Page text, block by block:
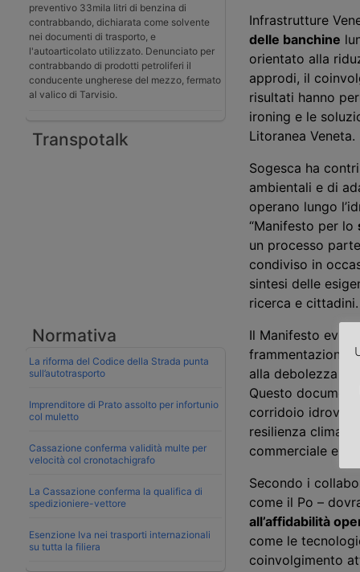
preventivo 33mila litri di benzina di
contrabbando, dichiarata come solvente
nei documenti di trasporto, e
l'autoarticolato utilizzato. Denunciato per
contrabbando di prodotti petroliferi il
conducente ungherese del mezzo, fermato
al valico di Tarvisio.
Transpotalk
Normativa
La riforma del Codice della Strada punta
sull’autotrasporto
Imprenditore di Prato assolto per infortunio
col muletto
Cassazione conferma validità multe per
velocità col cronotachigrafo
La Cassazione conferma la qualifica di
spedizioniere-vettore
Esenzione Iva nei trasporti internazionali
su tutta la filiera
Infrastrutture
delle banchine
orientato alla
approdi, il
risultati hanno
ironing e le
Litoranea Veneta.
Sogesca ha
ambientali e di
operano lungo
“Manifesto per lo
un processo
condiviso in
sintesi delle
ricerca e cittadini.
Il Manifesto
frammentazione
alla debolezza
Questo
corridoio
resilienza
commerciale e
Secondo i
come il Po –
all’affidabilità
come le
coinvolgimento